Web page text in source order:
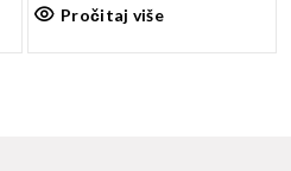
Pročitaj više